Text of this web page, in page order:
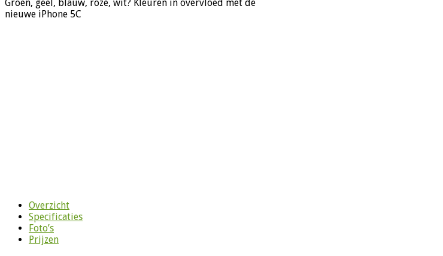
Groen, geel, blauw, roze, wit? Kleuren in overvloed met de
nieuwe iPhone 5C
Overzicht
Specificaties
Foto’s
Prijzen